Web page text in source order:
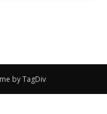
by TagDiv